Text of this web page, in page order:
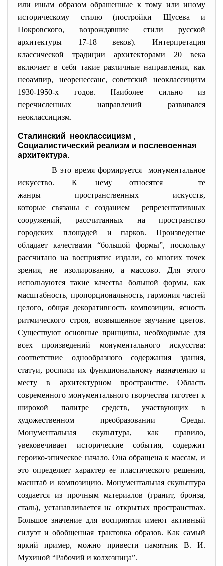
или иным образом обращенные к тому или иному
историческому стилю (постройки Щусева и
Покровского, возрождавшие стили русской
архитектуры 17-18 веков). Интерпретация
классической традиции архитекторами 20 века
включает в себя такие различные направления, как
неоампир, неоренессанс, советский неоклассицизм
1930-1950-х годов. Наиболее сильно из
перечисленных направлений развивался
неоклассицизм.
Сталинский неоклассицизм ,
Социалистический реализм и послевоенная
архитектура.
В это время формируется монументальное
искусство. К нему относятся те
жанры пространственных искусств,
которые связаны с созданием репрезентативных
сооружений, рассчитанных на пространство
городских площадей и парков. Произведение
обладает качествами “большой формы”, поскольку
рассчитано на восприятие издали, со многих точек
зрения, не изолированно, а массово. Для этого
используются такие качества большой формы, как
масштабность, пропорциональность, гармония частей
целого, общая декоративность композиции, ясность
ритмического строя, возвышенное звучание цветов.
Существуют основные принципы, необходимые для
всех произведений монументального искусства:
соответствие однообразного содержания здания,
статуи, росписи их функциональному назначению и
месту в архитектурном пространстве. Область
современного монументального творчества тяготеет к
широкой палитре средств, участвующих в
художественном преобразовании Среды.
Монументальная скульптура, как правило,
увековечивает исторические события, содержит
героико-эпическое начало. Она обращена к массам, и
это определяет характер ее пластического решения,
масштаб и композицию. Монументальная скульптура
создается из прочным материалов (гранит, бронза,
сталь), устанавливается на открытых пространствах.
Большое значение для восприятия имеют активный
силуэт и обобщенная трактовка образов. Как самый
яркий пример, можно привести памятник В. И.
Мухиной “Рабочий и колхозница”.